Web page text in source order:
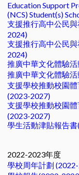
Education Support
(NCS) Student(s)
支援推行高中公民
2024)
支援推行高中公民
2024)
推廣中華文化體驗
推廣中華文化體驗
支援學校推動校園
(2023-2027)
支援學校推動校園
(2023-2027)
學生活動津貼報告
2022-2023年度
學校周年計劃